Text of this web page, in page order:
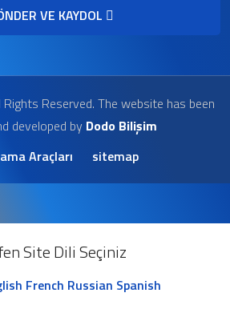
VE KAYDOL
Reserved. The website has been
developed by Dodo Bilişim
Araçları
sitemap
Site Dili Seçiniz
French Russian Spanish